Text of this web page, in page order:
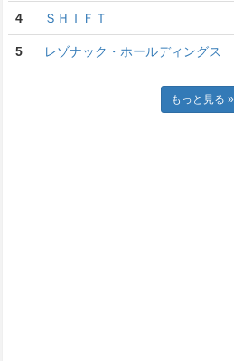
4 ＳＨＩＦＴ
5 レゾナック・ホールディングス
もっと見る »